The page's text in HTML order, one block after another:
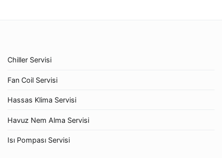
Chiller Servisi
Fan Coil Servisi
Hassas Klima Servisi
Havuz Nem Alma Servisi
Isı Pompası Servisi